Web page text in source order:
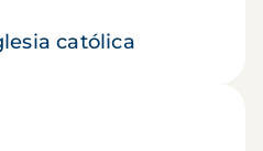
católica